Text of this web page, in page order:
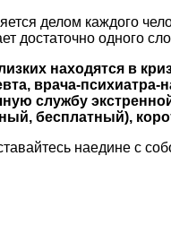
делом каждого
достаточно одного
находятся в
врача-
службу
бесплатный),
наедине с